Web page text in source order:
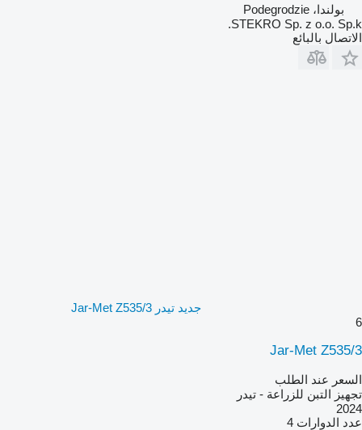
بولندا، Podegrodzie
STEKRO Sp. z o.o. Sp.k.
الاتصال بالبائع
جديد تيدر Jar-Met Z535/3
6
Jar-Met Z535/3
السعر عند الطلب
تجهيز التبن للزراعة - تيدر
2024
عدد الدوارات 4